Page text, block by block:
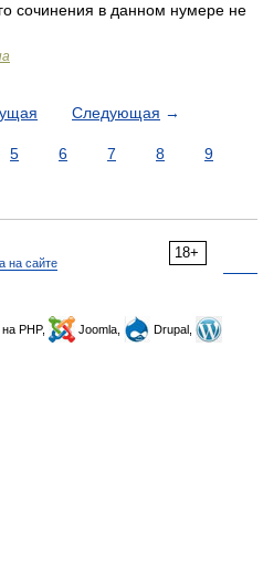
сочинения в данном нумере не
Следующая →
5 6 7 8
9
18+
на сайте
PHP, Joomla,
Drupal,